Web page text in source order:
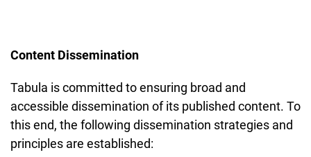
Content Dissemination
Tabula is committed to ensuring broad and
accessible dissemination of its published content. To
this end, the following dissemination strategies and
principles are established: